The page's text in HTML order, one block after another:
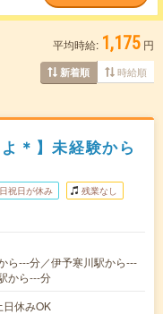
平均時給: 1,175 円
新着順 時給順
＊】未経験から
祝日が休み 残業なし
ら---分／伊予寒川駅から---
から---分
休みOK